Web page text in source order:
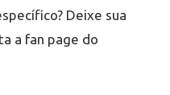
Deixe sua
a fan page do